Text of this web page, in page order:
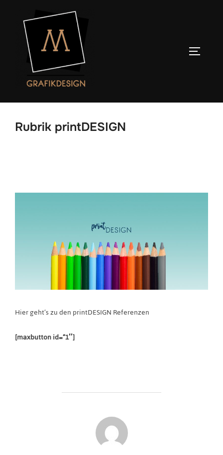
springen
Rubrik printDESIGN
Hier geht’s zu den printDESIGN Referenzen
[maxbutton id=“1″]
BEITRAGSAUTOR